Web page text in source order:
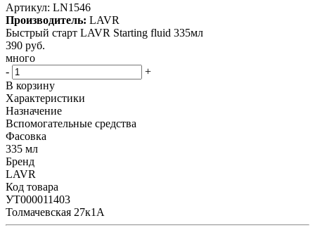
Артикул: LN1546
Производитель: LAVR
Быстрый старт LAVR Starting fluid 335мл
390 руб.
много
-
+
В корзину
Характеристики
Назначение
Вспомогательные средства
Фасовка
335 мл
Бренд
LAVR
Код товара
УТ000011403
Толмачевская 27к1А